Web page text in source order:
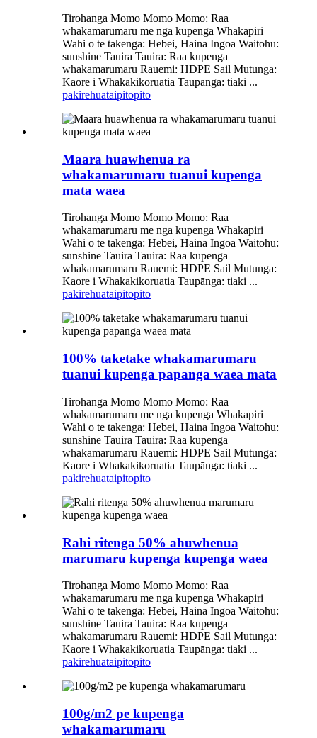
Tirohanga Momo Momo Momo: Raa
whakamarumaru me nga kupenga Whakapiri
Wahi o te takenga: Hebei, Haina Ingoa Waitohu:
sunshine Tauira Tauira: Raa kupenga
whakamarumaru Rauemi: HDPE Sail Mutunga:
Kaore i Whakakikoruatia Taupānga: tiaki ...
pakirehuataipitopito
Maara huawhenua ra
whakamarumaru tuanui kupenga
mata waea
Tirohanga Momo Momo Momo: Raa
whakamarumaru me nga kupenga Whakapiri
Wahi o te takenga: Hebei, Haina Ingoa Waitohu:
sunshine Tauira Tauira: Raa kupenga
whakamarumaru Rauemi: HDPE Sail Mutunga:
Kaore i Whakakikoruatia Taupānga: tiaki ...
pakirehuataipitopito
100% taketake whakamarumaru
tuanui kupenga papanga waea mata
Tirohanga Momo Momo Momo: Raa
whakamarumaru me nga kupenga Whakapiri
Wahi o te takenga: Hebei, Haina Ingoa Waitohu:
sunshine Tauira Tauira: Raa kupenga
whakamarumaru Rauemi: HDPE Sail Mutunga:
Kaore i Whakakikoruatia Taupānga: tiaki ...
pakirehuataipitopito
Rahi ritenga 50% ahuwhenua
marumaru kupenga kupenga waea
Tirohanga Momo Momo Momo: Raa
whakamarumaru me nga kupenga Whakapiri
Wahi o te takenga: Hebei, Haina Ingoa Waitohu:
sunshine Tauira Tauira: Raa kupenga
whakamarumaru Rauemi: HDPE Sail Mutunga:
Kaore i Whakakikoruatia Taupānga: tiaki ...
pakirehuataipitopito
100g/m2 pe kupenga
whakamarumaru